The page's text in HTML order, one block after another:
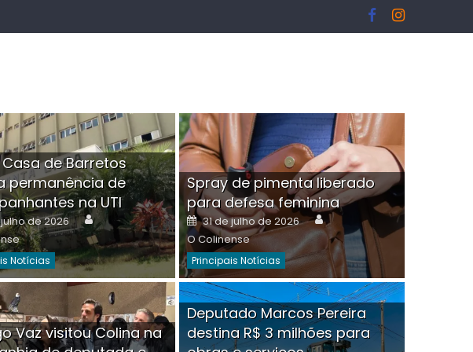
na Av. Ângelo Martins Tristão é
por criminoso mascarado
de Barretos
permanência de
na UTI
julho de 2026 Author
Notícias
Spray de pimenta liberado
para defesa feminina
Posted
on
31 de julho de 2026 Author
O Colinense
Principais Notícias
Vaz visitou Colina na
Deputado Marcos Pereira
destina R$ 3 milhões para